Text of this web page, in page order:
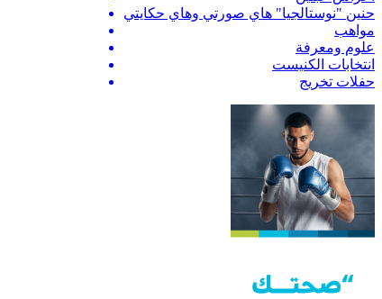
حنين "نوستالجيا" هاي صورتي وهاي حكايتي
مواهب
علوم ومعرفة
انتخابات الكنيست
حفلات تخريج